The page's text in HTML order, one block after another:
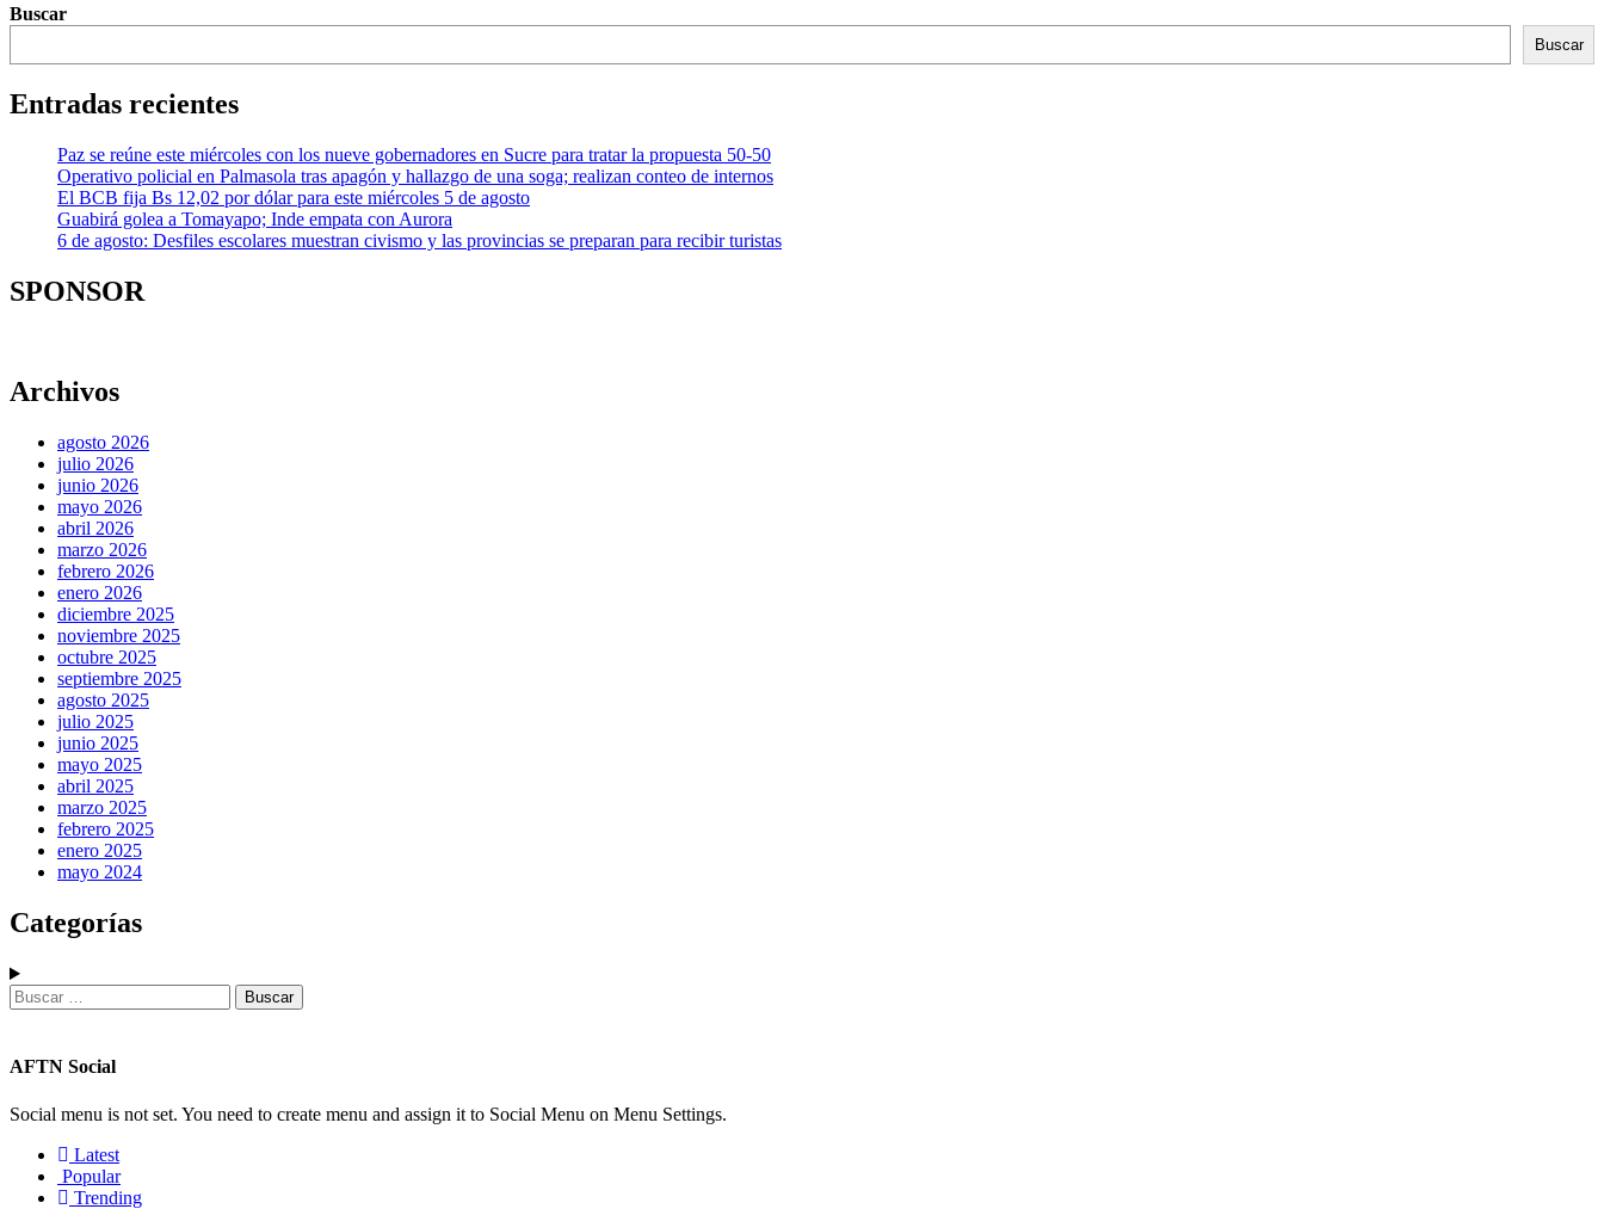
Buscar
Buscar
Entradas recientes
Paz se reúne este miércoles con los nueve gobernadores en Sucre para tratar la propuesta 50-50
Operativo policial en Palmasola tras apagón y hallazgo de una soga; realizan conteo de internos
El BCB fija Bs 12,02 por dólar para este miércoles 5 de agosto
Guabirá golea a Tomayapo; Inde empata con Aurora
6 de agosto: Desfiles escolares muestran civismo y las provincias se preparan para recibir turistas
SPONSOR
Archivos
agosto 2026
julio 2026
junio 2026
mayo 2026
abril 2026
marzo 2026
febrero 2026
enero 2026
diciembre 2025
noviembre 2025
octubre 2025
septiembre 2025
agosto 2025
julio 2025
junio 2025
mayo 2025
abril 2025
marzo 2025
febrero 2025
enero 2025
mayo 2024
Categorías
Buscar:
AFTN Social
Social menu is not set. You need to create menu and assign it to Social Menu on Menu Settings.
Latest
Popular
Trending